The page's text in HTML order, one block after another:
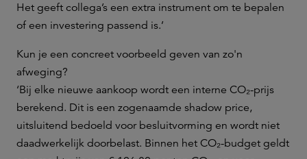
Het geeft collega’s een extra instrument om te bepalen
of een investering passend is.’
Kun je een concreet voorbeeld geven van zo'n
afweging?
‘Bij elke nieuwe aankoop wordt een interne CO₂-prijs
berekend. Dit is een zogenaamde shadow price,
uitsluitend bedoeld voor besluitvorming en wordt niet
daadwerkelijk doorbelast. Binnen het CO₂-budget geldt